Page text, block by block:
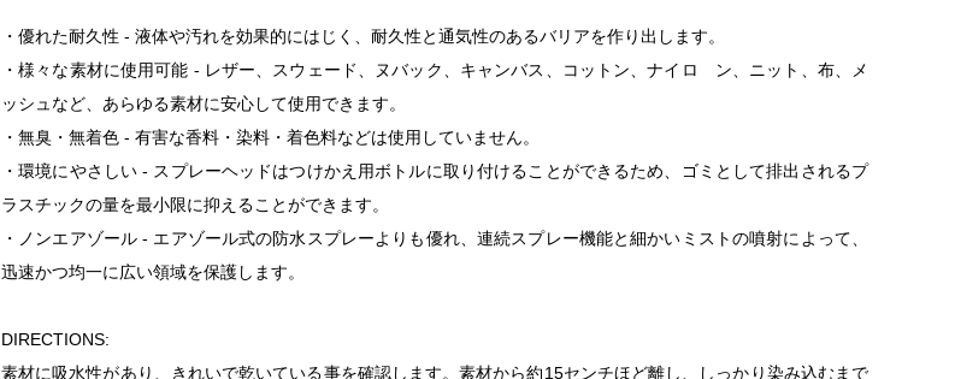
・優れた耐久性 - 液体や汚れを効果的にはじく、耐久性と通気性のあるバリアを作り出します。
・様々な素材に使用可能 - レザー、スウェード、ヌバック、キャンバス、コットン、ナイロ ン、ニット、布、メ
ッシュなど、あらゆる素材に安心して使用できます。
・無臭・無着色 - 有害な香料・染料・着色料などは使用していません。
・環境にやさしい - スプレーヘッドはつけかえ用ボトルに取り付けることができるため、ゴミとして排出されるプ
ラスチックの量を最小限に抑えることができます。
・ノンエアゾール - エアゾール式の防水スプレーよりも優れ、連続スプレー機能と細かいミストの噴射によって、
迅速かつ均一に広い領域を保護します。
DIRECTIONS:
素材に吸水性があり、きれいで乾いている事を確認します。素材から約15センチほど離し、しっかり染み込むまで